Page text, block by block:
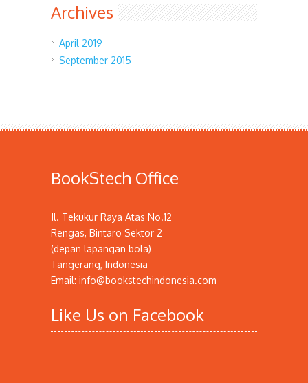
Archives
April 2019
September 2015
BookStech Office
Jl. Tekukur Raya Atas No.12
Rengas, Bintaro Sektor 2
(depan lapangan bola)
Tangerang, Indonesia
Email: info@bookstechindonesia.com
Like Us on Facebook